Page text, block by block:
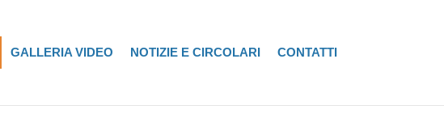
GALLERIA VIDEO NOTIZIE E CIRCOLARI CONTATTI